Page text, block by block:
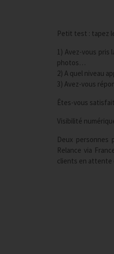
Petit test : tapez
1) Avez-vous pris
photos…
2) A quel niveau
3) Avez-vous
Êtes-vous
Visibilité
Deux personnes
Relance via
clients en attente